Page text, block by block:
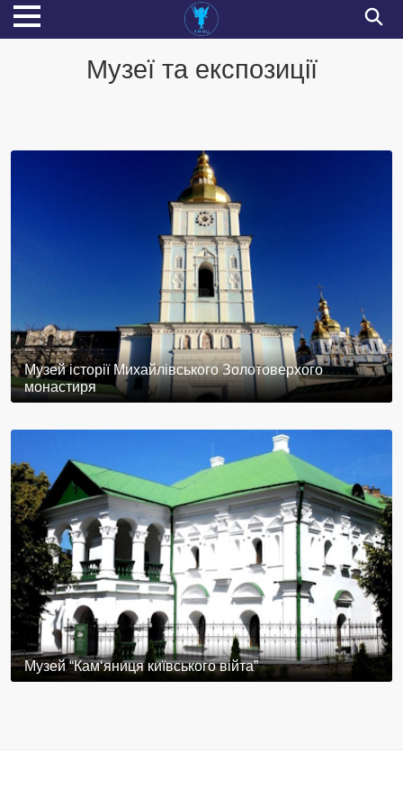
Музеї та експозиції
Музей історії Михайлівського Золотоверхого
монастиря
Музей “Кам‘яниця київського війта”